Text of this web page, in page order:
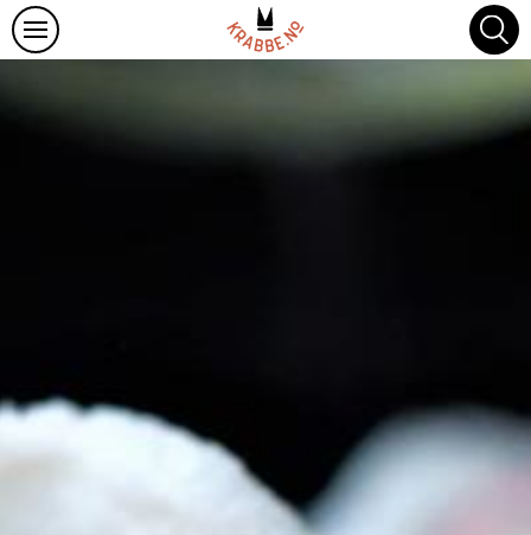
Oppskrifter Om Hitrakrabbe Krabbefakta